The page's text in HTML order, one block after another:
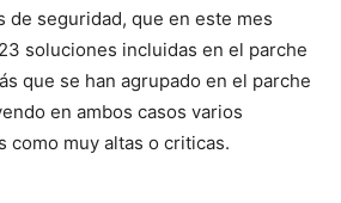
de seguridad, que en este mes
soluciones incluidas en el parche
que se han agrupado en el parche
en ambos casos varios
como muy altas o criticas.